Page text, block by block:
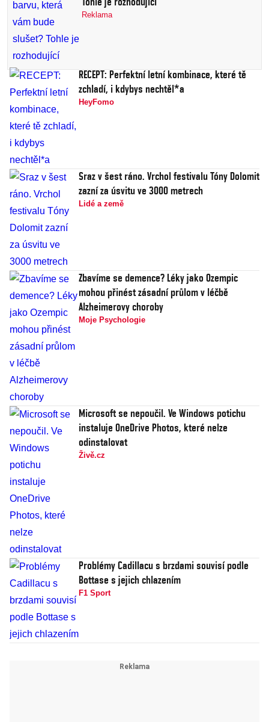
Reklama
RECEPT: Perfektní letní kombinace, které tě
zchladí, i kdybys nechtěl*a
HeyFomo
Sraz v šest ráno. Vrchol festivalu Tóny Dolomit
zazní za úsvitu ve 3000 metrech
Lidé a země
Zbavíme se demence? Léky jako Ozempic
mohou přinést zásadní průlom v léčbě
Alzheimerovy choroby
Moje Psychologie
Microsoft se nepoučil. Ve Windows potichu
instaluje OneDrive Photos, které nelze
odinstalovat
Živě.cz
Problémy Cadillacu s brzdami souvisí podle
Bottase s jejich chlazením
F1 Sport